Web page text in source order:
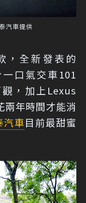
汽車提供
，全新發表的
口氣交車101
，加上Lexus
兩年時間才能消
汽車目前最甜蜜